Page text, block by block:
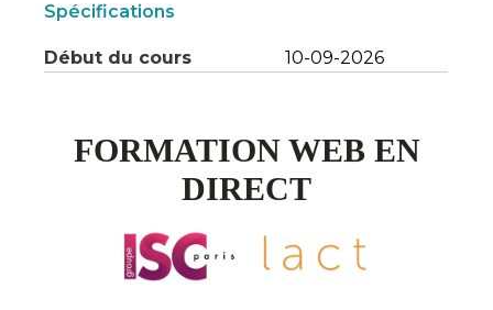
Spécifications
Début du cours 10-09-2026
FORMATION WEB EN
DIRECT